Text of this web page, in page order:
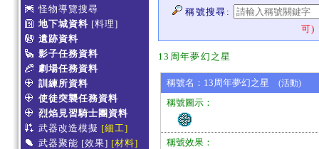
怪物導覽搜尋
地下城資料 [料理]
遺跡資料
影子任務資料
劇場任務資料
訓練所資料
使徒突襲任務資料
烈焰見習騎士團資料
武器改造模擬 [細工]
武器聚能 [效果] [材料]
稱號搜尋:
可)
13周年夢幻之星
稱號名：13周年夢幻之星 (活動)
稱號圖示：
稱號效果：